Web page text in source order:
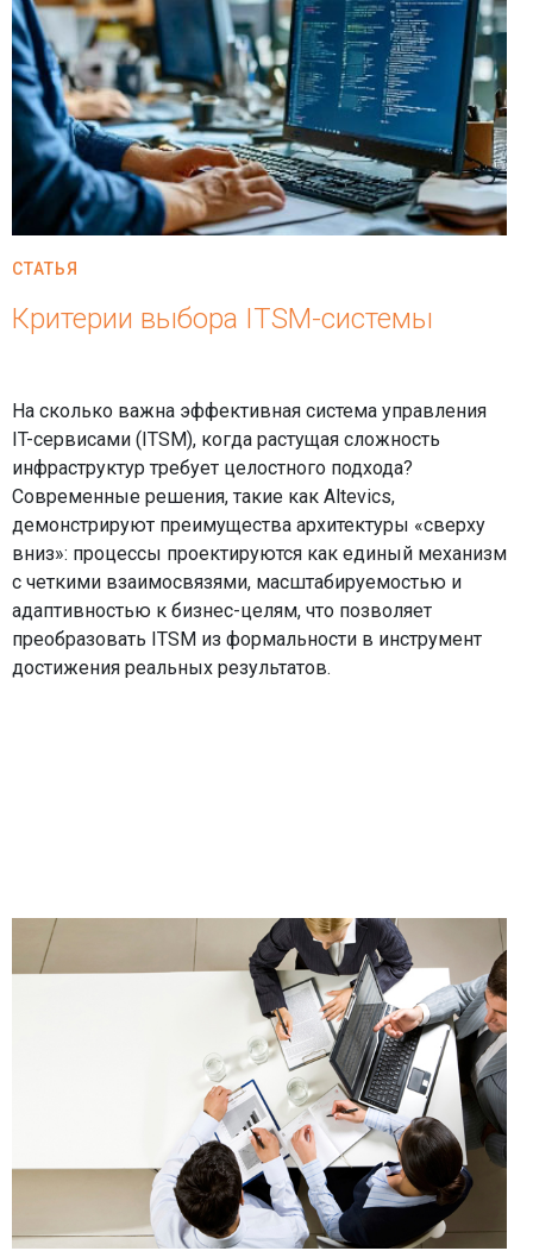
СТАТЬЯ
Критерии выбора ITSM-системы
На сколько важна эффективная система управления
IT-сервисами (ITSM), когда растущая сложность
инфраструктур требует целостного подхода?
Современные решения, такие как Altevics,
демонстрируют преимущества архитектуры «сверху
вниз»: процессы проектируются как единый механизм
с четкими взаимосвязями, масштабируемостью и
адаптивностью к бизнес-целям, что позволяет
преобразовать ITSM из формальности в инструмент
достижения реальных результатов.